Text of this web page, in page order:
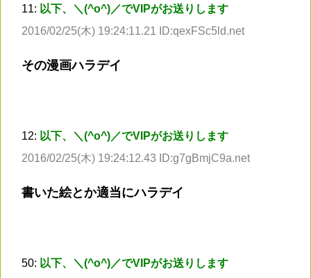
11: 以下、＼(^o^)／でVIPがお送りします
2016/02/25(木) 19:24:11.21 ID:qexFSc5ld.net
その漫画ハラデイ
12: 以下、＼(^o^)／でVIPがお送りします
2016/02/25(木) 19:24:12.43 ID:g7gBmjC9a.net
書いた絵とか適当にハラデイ
50: 以下、＼(^o^)／でVIPがお送りします